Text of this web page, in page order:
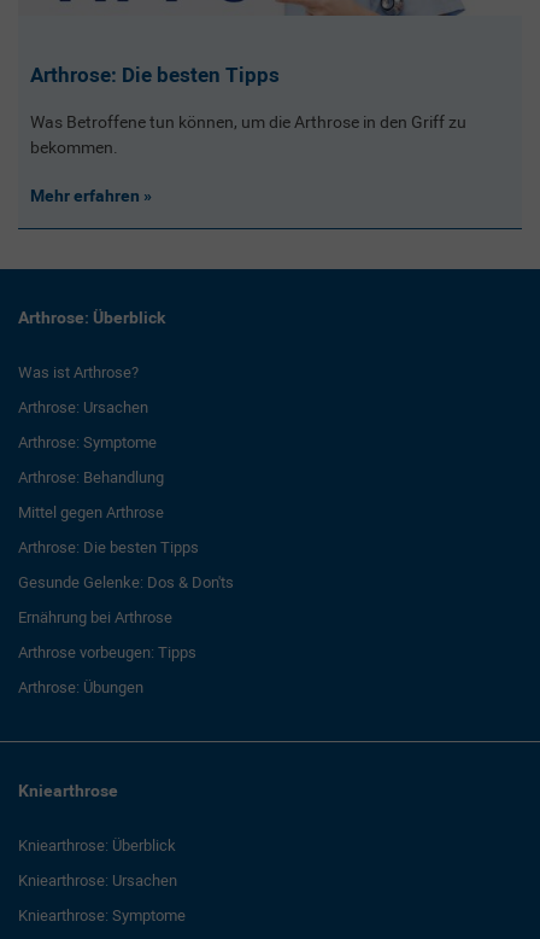
Arthrose: Die besten Tipps
Was Betroffene tun können, um die Arthrose in den Griff zu
bekommen.
Mehr erfahren
Arthrose: Überblick
Was ist Arthrose?
Arthrose: Ursachen
Arthrose: Symptome
Arthrose: Behandlung
Mittel gegen Arthrose
Arthrose: Die besten Tipps
Gesunde Gelenke: Dos & Don'ts
Ernährung bei Arthrose
Arthrose vorbeugen: Tipps
Arthrose: Übungen
Kniearthrose
Kniearthrose: Überblick
Kniearthrose: Ursachen
Kniearthrose: Symptome